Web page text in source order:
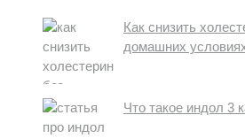
Как снизить
домашних
Что такое индол 3